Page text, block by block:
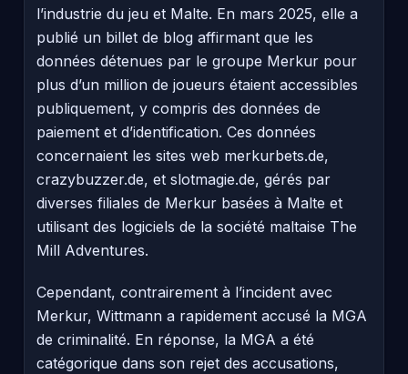
l’industrie du jeu et Malte. En mars 2025, elle a
publié un billet de blog affirmant que les
données détenues par le groupe Merkur pour
plus d’un million de joueurs étaient accessibles
publiquement, y compris des données de
paiement et d’identification. Ces données
concernaient les sites web merkurbets.de,
crazybuzzer.de, et slotmagie.de, gérés par
diverses filiales de Merkur basées à Malte et
utilisant des logiciels de la société maltaise The
Mill Adventures.
Cependant, contrairement à l’incident avec
Merkur, Wittmann a rapidement accusé la MGA
de criminalité. En réponse, la MGA a été
catégorique dans son rejet des accusations,